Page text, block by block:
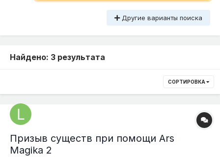
Другие варианты поиска
Найдено: 3 результата
СОРТИРОВКА
Призыв существ при помощи Ars
Magika 2